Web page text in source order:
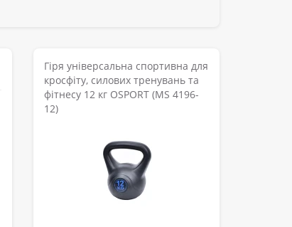
Гіря універсальна спортивна для
кросфіту, силових тренувань та
фітнесу 12 кг OSPORT (MS 4196-
12)